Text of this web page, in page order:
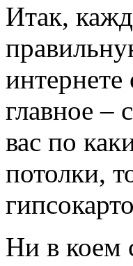
Итак,
главное –
вас по
потолки,
Ни в коем